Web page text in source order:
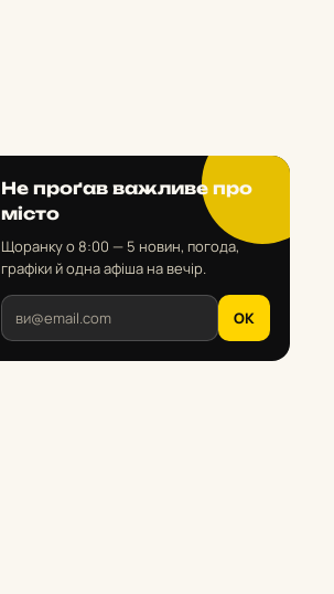
Не проґав важливе про
місто
Щоранку о 8:00 — 5 новин, погода,
графіки й одна афіша на вечір.
OK